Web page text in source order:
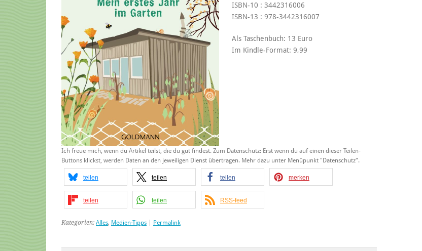
ISBN-10 : 3442316006
ISBN-13 : 978-3442316007
Als Taschenbuch: 13 Euro
Im Kindle-Format: 9,99
Ich freue mich, wenn du Artikel teilst, die du gut findest. Zum Datenschutz: Erst wenn du auf einen dieser Teilen-
Buttons klickst, werden Daten an den jeweiligen Dienst übertragen. Mehr dazu unter Menüpunkt "Datenschutz".
teilen teilen teilen merken
teilen teilen RSS-feed
Kategorien: Alles, Medien-Tipps Permalink